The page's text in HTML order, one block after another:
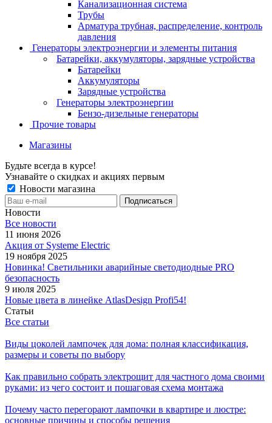
Канализационная система
Трубы
Арматура трубная, распределение, контроль
давления
Генераторы электроэнергии и элементы питания
Батарейки, аккумуляторы, зарядные устройства
Батарейки
Аккумуляторы
Зарядные устройства
Генераторы электроэнергии
Бензо-дизельные генераторы
Прочие товары
Магазины
Будьте всегда в курсе!
Узнавайте о скидках и акциях первым
Новости магазина
Новости
Все новости
11 июня 2026
Акция от Systeme Electric
19 ноября 2025
Новинка! Светильники аварийные светодиодные PRO
безопасность
9 июля 2025
Новые цвета в линейке AtlasDesign Profi54!
Статьи
Все статьи
Виды цоколей лампочек для дома: полная классификация,
размеры и советы по выбору
Как правильно собрать электрощит для частного дома своими
руками: из чего состоит и пошаговая схема монтажа
Почему часто перегорают лампочки в квартире и люстре:
основные причины и способы решения